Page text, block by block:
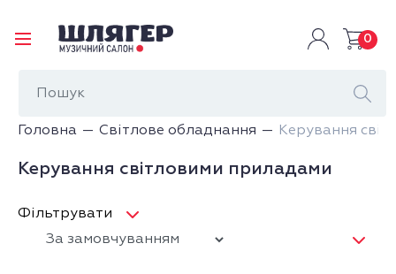
0
Головна Світлове обладнання Керування
Керування світловими приладами
Фільтрувати